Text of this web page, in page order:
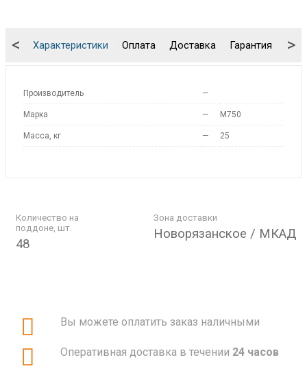
Характеристики Оплата Доставка Гарантия
< >
Производитель —
Марка — M750
Масса, кг — 25
Количество на
поддоне, шт.
48
Зона доставки
Новорязанское / МКАД
Вы можете оплатить заказ наличными
Оперативная доставка в течении 24 часов